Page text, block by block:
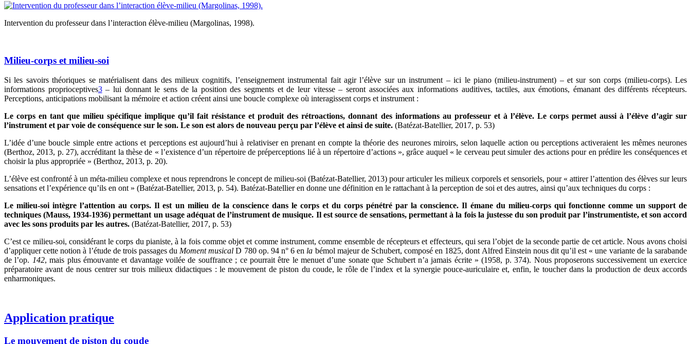
Intervention du professeur dans l’interaction élève-milieu (Margolinas, 1998).
Milieu-corps et milieu-soi
Si les savoirs théoriques se matérialisent dans des milieux cognitifs, l’enseignement instrumental fait agir l’élève sur un instrument – ici le piano (milieu-instrument) – et sur son corps (milieu-corps). Les
informations proprioceptives3– lui donnant le sens de la position des segments et de leur vitesse – seront associées aux informations auditives, tactiles, aux émotions, émanant des différents récepteurs.
Perceptions, anticipations mobilisant la mémoire et action créent ainsi une boucle complexe où interagissent corps et instrument :
Le corps en tant que milieu spécifique implique qu’il fait résistance et produit des rétroactions, donnant des informations au professeur et à l’élève. Le corps permet aussi à l’élève d’agir sur
l’instrument et par voie de conséquence sur le son. Le son est alors de nouveau perçu par l’élève et ainsi de suite. (Batézat-Batellier, 2017, p. 53)
L’idée d’une boucle simple entre actions et perceptions est aujourd’hui à relativiser en prenant en compte la théorie des neurones miroirs, selon laquelle action ou perceptions activeraient les mêmes neurones
(Berthoz, 2013, p. 27), accréditant la thèse de « l’existence d’un répertoire de préperceptions lié à un répertoire d’actions », grâce auquel « le cerveau peut simuler des actions pour en prédire les conséquences et
choisir la plus appropriée » (Berthoz, 2013, p. 20).
L’élève est confronté à un méta-milieu complexe et nous reprendrons le concept de milieu-soi (Batézat-Batellier, 2013) pour articuler les milieux corporels et sensoriels, pour « attirer l’attention des élèves sur leurs
sensations et l’expérience qu’ils en ont » (Batézat-Batellier, 2013, p. 54). Batézat-Batellier en donne une définition en le rattachant à la perception de soi et des autres, ainsi qu’aux techniques du corps :
Le milieu-soi intègre l’attention au corps. Il est un milieu de la conscience dans le corps et du corps pénétré par la conscience. Il émane du milieu-corps qui fonctionne comme un support de
techniques (Mauss, 1934-1936) permettant un usage adéquat de l’instrument de musique. Il est source de sensations, permettant à la fois la justesse du son produit par l’instrumentiste, et son accord
avec les sons produits par les autres. (Batézat-Batellier, 2017, p. 53)
C’est ce milieu-soi, considérant le corps du pianiste, à la fois comme objet et comme instrument, comme ensemble de récepteurs et effecteurs, qui sera l’objet de la seconde partie de cet article. Nous avons choisi
d’appliquer cette notion à l’étude de trois passages du Moment musical D 780 op. 94 n° 6 en la bémol majeur de Schubert, composé en 1825, dont Alfred Einstein nous dit qu’il est « une variante de la sarabande
de l’op. 142, mais plus émouvante et davantage voilée de souffrance ; ce pourrait être le menuet d’une sonate que Schubert n’a jamais écrite » (1958, p. 374). Nous proposerons successivement un exercice
préparatoire avant de nous centrer sur trois milieux didactiques : le mouvement de piston du coude, le rôle de l’index et la synergie pouce-auriculaire et, enfin, le toucher dans la production de deux accords
enharmoniques.
Application pratique
Le mouvement de piston du coude